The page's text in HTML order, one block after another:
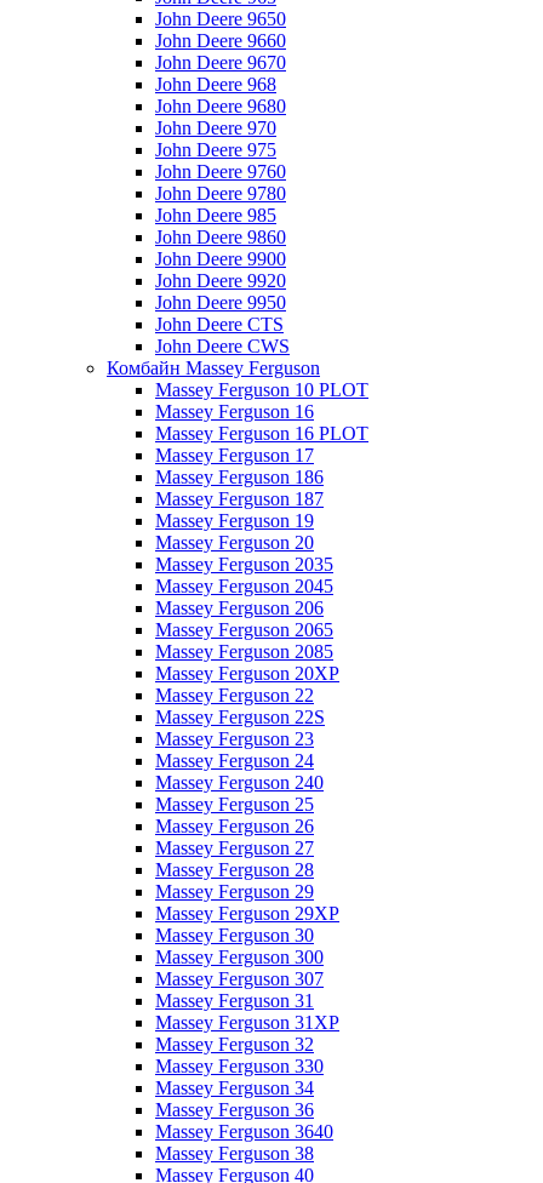
John Deere 9650
John Deere 9660
John Deere 9670
John Deere 968
John Deere 9680
John Deere 970
John Deere 975
John Deere 9760
John Deere 9780
John Deere 985
John Deere 9860
John Deere 9900
John Deere 9920
John Deere 9950
John Deere CTS
John Deere CWS
Комбайн Massey Ferguson
Massey Ferguson 10 PLOT
Massey Ferguson 16
Massey Ferguson 16 PLOT
Massey Ferguson 17
Massey Ferguson 186
Massey Ferguson 187
Massey Ferguson 19
Massey Ferguson 20
Massey Ferguson 2035
Massey Ferguson 2045
Massey Ferguson 206
Massey Ferguson 2065
Massey Ferguson 2085
Massey Ferguson 20XP
Massey Ferguson 22
Massey Ferguson 22S
Massey Ferguson 23
Massey Ferguson 24
Massey Ferguson 240
Massey Ferguson 25
Massey Ferguson 26
Massey Ferguson 27
Massey Ferguson 28
Massey Ferguson 29
Massey Ferguson 29XP
Massey Ferguson 30
Massey Ferguson 300
Massey Ferguson 307
Massey Ferguson 31
Massey Ferguson 31XP
Massey Ferguson 32
Massey Ferguson 330
Massey Ferguson 34
Massey Ferguson 36
Massey Ferguson 3640
Massey Ferguson 38
Massey Ferguson 40